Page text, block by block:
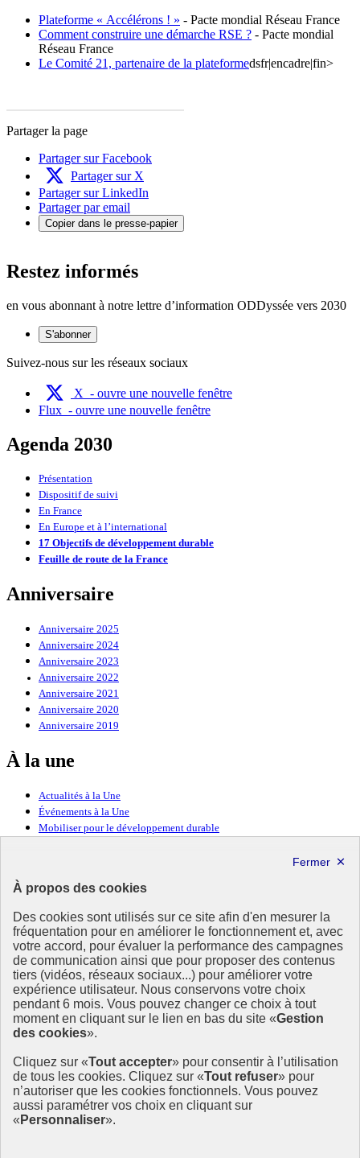
À propos des cookies
Des cookies sont utilisés sur ce site afin d'en mesurer la
fréquentation pour en améliorer le fonctionnement et, avec
votre accord, pour évaluer la performance des campagnes
de communication ainsi que pour proposer des contenus
tiers (vidéos, réseaux sociaux...) pour améliorer votre
expérience utilisateur. Nous conservons votre choix
pendant 6 mois. Vous pouvez changer ce choix à tout
moment en cliquant sur le lien en bas du site «Gestion
des cookies».
Cliquez sur «Tout accepter» pour consentir à l’utilisation
de tous les cookies. Cliquez sur «Tout refuser» pour
n’autoriser que les cookies fonctionnels. Vous pouvez
aussi paramétrer vos choix en cliquant sur
« Personnaliser».
Plateforme « Accélérons ! » - Pacte mondial Réseau France
Comment construire une démarche RSE ? - Pacte mondial
Réseau France
Le Comité 21, partenaire de la plateformedsfr|encadre|fin>
Partager la page
Partager sur Facebook
Partager sur X
Partager sur LinkedIn
Partager par email
Copier dans le presse-papier
Restez informés
en vous abonnant à notre lettre d’information ODDyssée vers 2030
S'abonner
Suivez-nous sur les réseaux sociaux
X - ouvre une nouvelle fenêtre
Flux - ouvre une nouvelle fenêtre
Agenda 2030
Présentation
Dispositif de suivi
En France
En Europe et à l’international
17 Objectifs de développement durable
Feuille de route de la France
Anniversaire
Anniversaire 2025
Anniversaire 2024
Anniversaire 2023
Anniversaire 2022
Anniversaire 2021
Anniversaire 2020
Anniversaire 2019
À la une
Actualités à la Une
Événements à la Une
Mobiliser pour le développement durable
Ressources
Ressources
La Méth’ODD
Gouvernement
Ce site propose l’information de référence concernant l’Agenda
2030 et la feuille de route de la France. Il valorise la mobilisation de
tous les acteurs.
info.gouv.fr- ouvre une nouvelle fenêtre
service-public.fr - ouvre une nouvelle fenêtre
legifrance.gouv.fr- ouvre une nouvelle fenêtre
data.gouv.fr- ouvre une nouvelle fenêtre
Plan du site